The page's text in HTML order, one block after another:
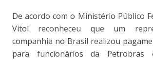
De acordo com o Ministério Público
Vitol reconheceu que um
companhia no Brasil realizou
para funcionários da Petrobras